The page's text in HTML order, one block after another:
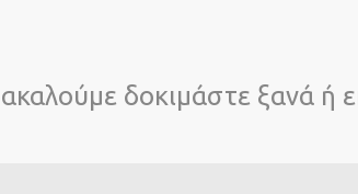
δοκιμάστε ξανά ή